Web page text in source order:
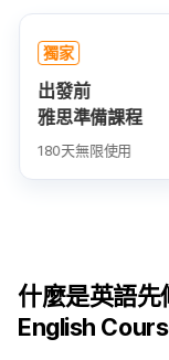
獨家
出發前
雅思準備課程
180天無限使用
什麼是英語
English